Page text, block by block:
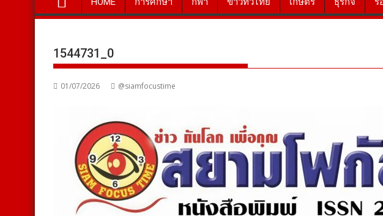
1544731_0
01/07/2026 @siamfocustime